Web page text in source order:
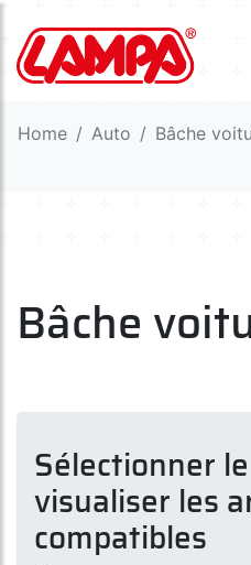
Home Auto Bâche
Bâche
Sélectionner
visualiser les
compatibles